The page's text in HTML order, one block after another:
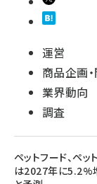
運営
商品企画・
業界動向
調査
ペットフード、ペ
は2027年に5.2%